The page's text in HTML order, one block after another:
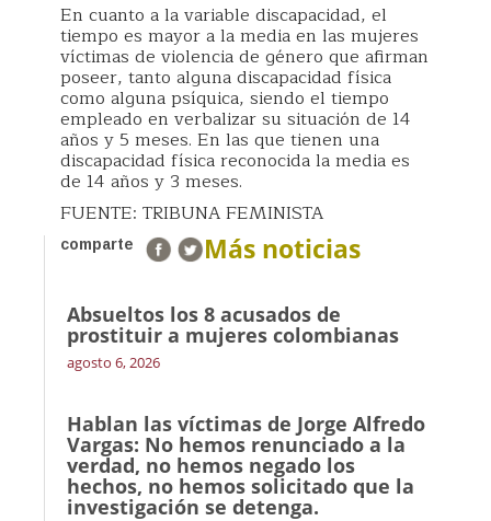
En cuanto a la variable discapacidad, el
tiempo es mayor a la media en las mujeres
víctimas de violencia de género que afirman
poseer, tanto alguna discapacidad física
como alguna psíquica, siendo el tiempo
empleado en verbalizar su situación de 14
años y 5 meses. En las que tienen una
discapacidad física reconocida la media es
de 14 años y 3 meses.
FUENTE: TRIBUNA FEMINISTA
comparte Más noticias
Absueltos los 8 acusados de
prostituir a mujeres colombianas
agosto 6, 2026
Hablan las víctimas de Jorge Alfredo
Vargas: No hemos renunciado a la
verdad, no hemos negado los
hechos, no hemos solicitado que la
investigación se detenga.